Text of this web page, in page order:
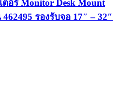
อร์ Monitor Desk Mount
รองรับจอ 17″ – 32″